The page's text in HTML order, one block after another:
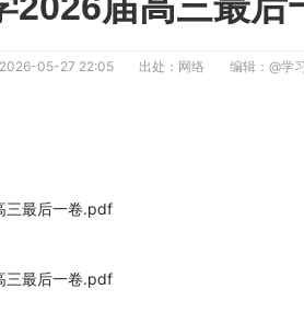
2026-05-27 22:05 出处：网络 编辑： @学
三最后一卷.pdf
三最后一卷.pdf